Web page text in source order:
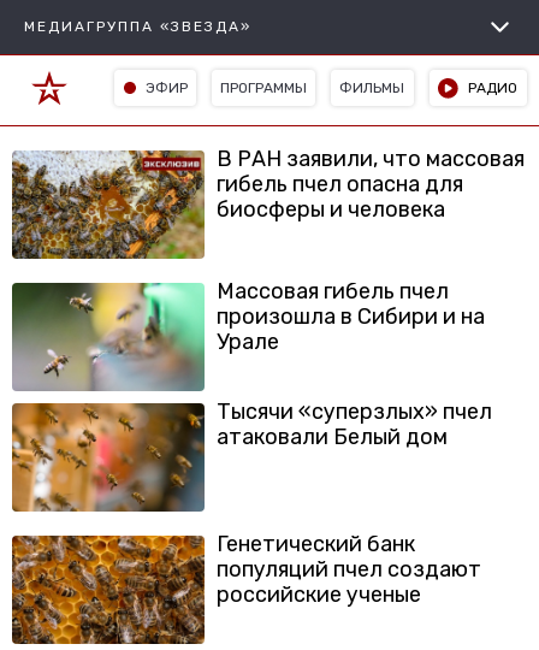
МЕДИАГРУППА «ЗВЕЗДА»
ЭФИР ПРОГРАММЫ ФИЛЬМЫ РАДИО
В РАН заявили, что массовая
гибель пчел опасна для
биосферы и человека
Массовая гибель пчел
произошла в Сибири и на
Урале
Тысячи «суперзлых» пчел
атаковали Белый дом
Генетический банк
популяций пчел создают
российские ученые